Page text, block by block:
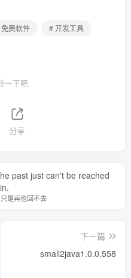
费软件
# 开发工具
一下吧
分享
past just can't be reached
是再也回不去
下一篇
smali2java1.0.0.558